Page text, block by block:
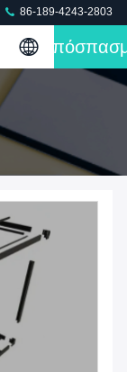
86-189-4243-2803